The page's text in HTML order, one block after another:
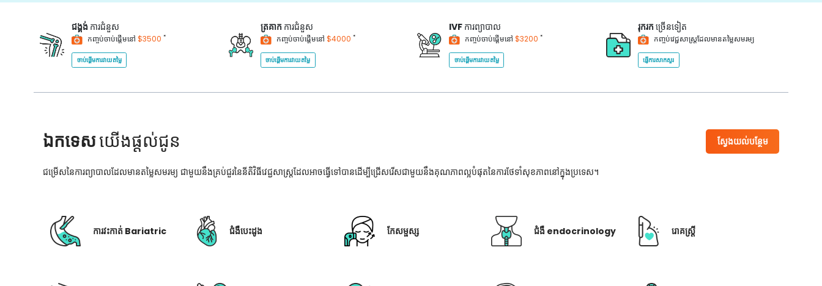
ជង្គង់ ការជំនួស
កញ្ចប់ចាប់ផ្តើមនៅ $3500 *
ចាប់ផ្តើមការវាយតម្លៃ
ត្រគាក ការជំនួស
កញ្ចប់ចាប់ផ្តើមនៅ $4000 *
ចាប់ផ្តើមការវាយតម្លៃ
IVF ការព្យាបាល
កញ្ចប់ចាប់ផ្តើមនៅ $3200 *
ចាប់ផ្តើមការវាយតម្លៃ
រុករក ច្រើនទៀត
កញ្ចប់វេជ្ជសាស្ត្រដែលមានតម្លៃសមរម្យ
ផ្ញើការសាកសួរ
ឯកទេសយើងផ្តល់ជូន ស្វែងយល់បន្ថែម
ជម្រើសនៃការព្យាបាលដែលមានតម្លៃសមរម្យ ជាមួយនឹងគ្រប់ជួរនៃនីតិវិធីវេជ្ជសាស្រ្តដែលអាចធ្វើទៅបានដើម្បីជ្រើសរើសជាមួយនឹងគុណភាពល្អបំផុតនៃការថែទាំសុខភាពនៅក្នុងប្រទេស។
ការវះកាត់ Bariatric ជំងឺបេះដូង កែសម្ផស្ស ជំងឺ endocrinology រោគស្ត្រី